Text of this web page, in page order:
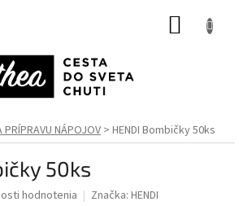
PRÍPRAVU NÁPOJOV HENDI Bombičky 50ks
50ks
hodnotenia Značka: HENDI